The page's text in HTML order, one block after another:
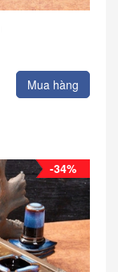
Mua hàng
-34%